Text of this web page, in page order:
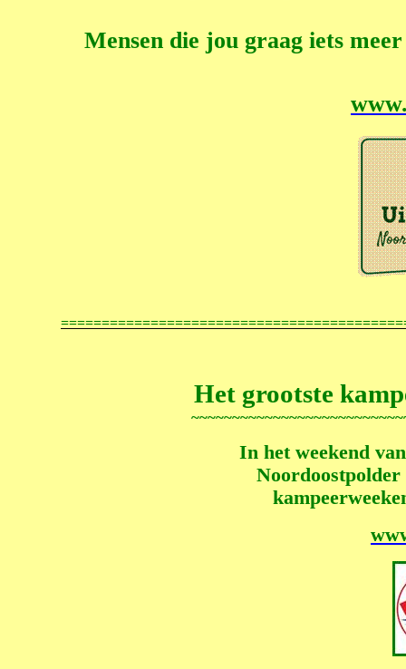
Mensen die jou graag iets
Het grootste
In het weekend
Noordoostpolder